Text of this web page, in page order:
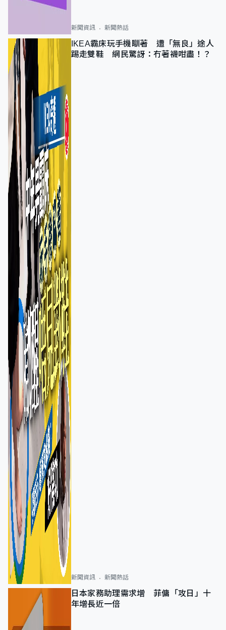
新聞資訊 新聞熱話
IKEA霸床玩手機瞓著 遭「無良」途人
踢走雙鞋 網民驚訝：冇著襪咁盡！？
新聞資訊 新聞熱話
日本家務助理需求增 菲傭「攻日」十
年增長近一倍